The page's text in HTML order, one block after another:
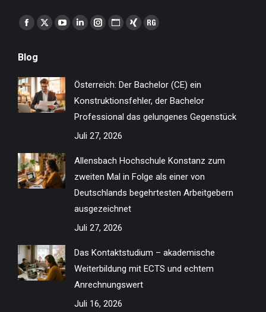
Finden Sie uns auf:
Facebook
opens
in
new
window
X
in
new
window
YouTube
in
new
window
Linkedin
new
window
Instagram
new
window
Website
new
window
XING
new
window
ResearchGate
new
window
Blog
Österreich: Der Bachelor (CE) ein
Konstruktionsfehler, der Bachelor
Professional das gelungenes Gegenstück
Juli 27, 2026
Allensbach Hochschule Konstanz zum
zweiten Mal in Folge als einer von
Deutschlands begehrtesten Arbeitgebern
ausgezeichnet
Juli 27, 2026
Das Kontaktstudium – akademische
Weiterbildung mit ECTS und echtem
Anrechnungswert
Juli 16, 2026